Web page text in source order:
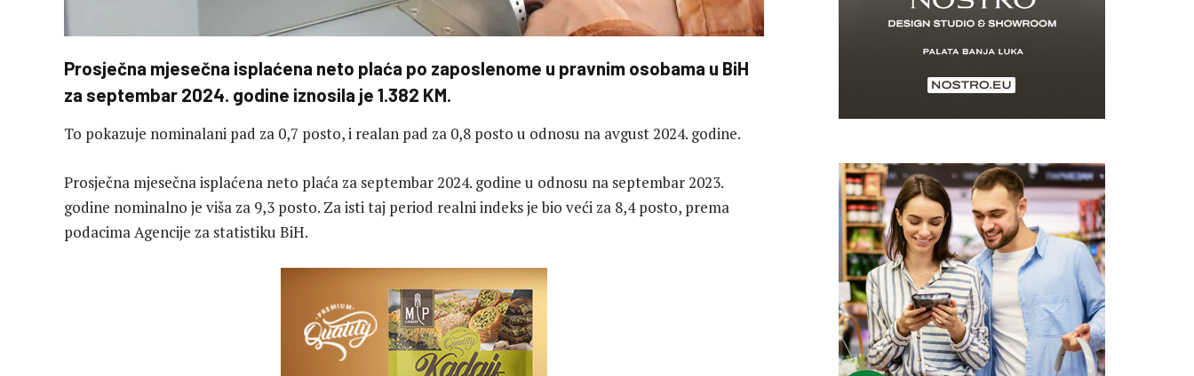
Prosječna mjesečna isplaćena neto plaća po zaposlenome u pravnim osobama u BiH
za septembar 2024. godine iznosila je 1.382 KM.
To pokazuje nominalani pad za 0,7 posto, i realan pad za 0,8 posto u odnosu na avgust 2024. godine.
Prosječna mjesečna isplaćena neto plaća za septembar 2024. godine u odnosu na septembar 2023.
godine nominalno je viša za 9,3 posto. Za isti taj period realni indeks je bio veći za 8,4 posto, prema
podacima Agencije za statistiku BiH.